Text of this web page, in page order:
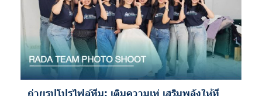
ถ่ายรูปโปรไฟล์ทีม: เติมความเท่ เสริมพลังให้ที